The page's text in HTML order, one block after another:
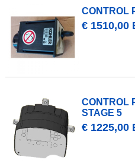
CONTROL
€ 1510,00
CONTROL
STAGE 5
€ 1225,00